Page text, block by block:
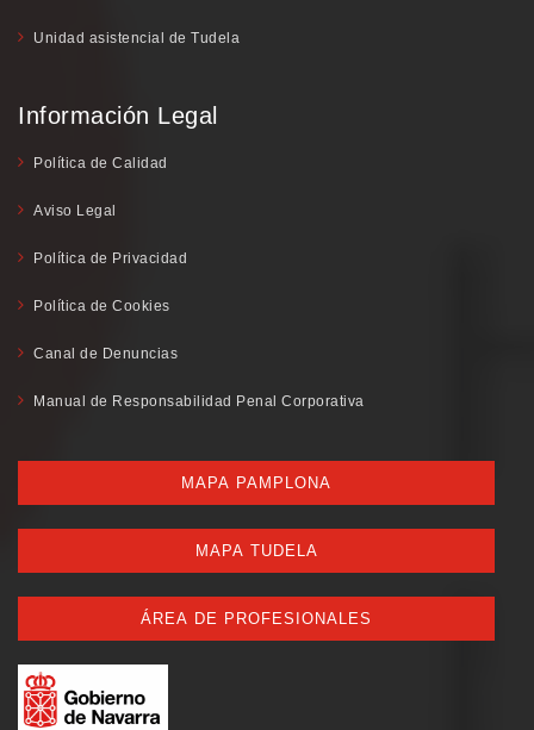
Unidad asistencial de Tudela
Información Legal
Política de Calidad
Aviso Legal
Política de Privacidad
Política de Cookies
Canal de Denuncias
Manual de Responsabilidad Penal Corporativa
MAPA PAMPLONA
MAPA TUDELA
ÁREA DE PROFESIONALES